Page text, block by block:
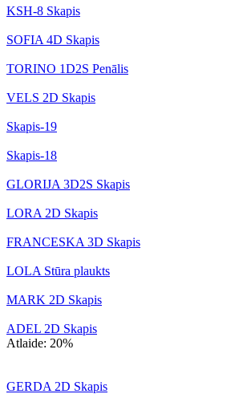
KSH-8 Skapis
SOFIA 4D Skapis
TORINO 1D2S Penālis
VELS 2D Skapis
Skapis-19
Skapis-18
GLORIJA 3D2S Skapis
LORA 2D Skapis
FRANCESKA 3D Skapis
LOLA Stūra plaukts
MARK 2D Skapis
ADEL 2D Skapis
Atlaide: 20%
GERDA 2D Skapis